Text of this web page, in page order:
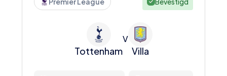
Tottenham
V
Villa